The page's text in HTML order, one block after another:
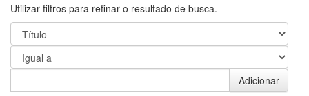
Utilizar filtros para refinar o resultado de busca.